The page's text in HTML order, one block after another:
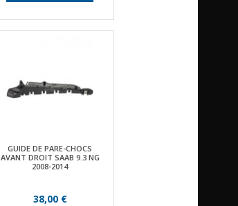
GUIDE DE PARE-CHOCS
AVANT DROIT SAAB 9.3 NG
2008-2014
38,00 €